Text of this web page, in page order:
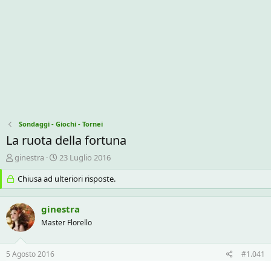
Sondaggi - Giochi - Tornei
La ruota della fortuna
C
r
e
a
t
o
r
e
D
i
ginestra
D
a
t
a
d
i
i
i
23 Luglio 2016
Chiusa ad ulteriori risposte.
ginestra
Master Florello
5 Agosto 2016 #1.041